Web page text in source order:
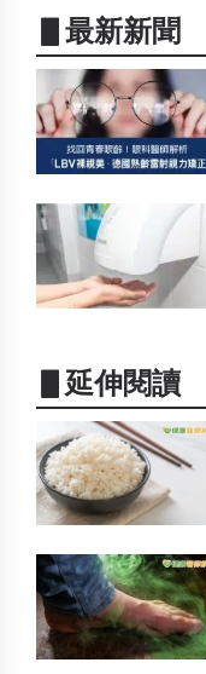
▋最新新聞
▋延伸閱讀